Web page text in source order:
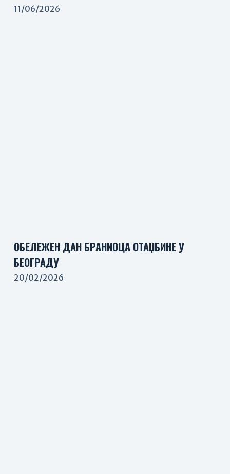
11/06/2026
ОБЕЛЕЖЕН ДАН БРАНИОЦА ОТАЏБИНЕ У
БЕОГРАДУ
20/02/2026